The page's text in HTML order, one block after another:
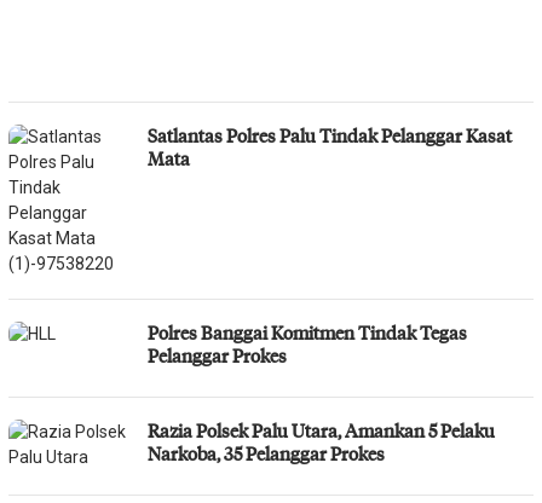
Satlantas Polres Palu Tindak Pelanggar Kasat
Mata
Polres Banggai Komitmen Tindak Tegas
Pelanggar Prokes
Razia Polsek Palu Utara, Amankan 5 Pelaku
Narkoba, 35 Pelanggar Prokes